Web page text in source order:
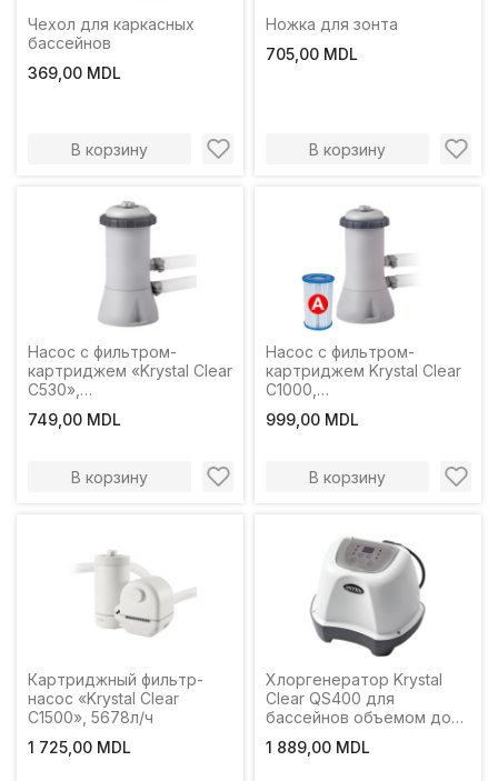
Чехол для каркасных
бассейнов
369,00 MDL
В корзину
Ножка для зонта
705,00 MDL
В корзину
Насос с фильтром-
картриджем «Krystal Clear
C530»,
2006 л/ч
749,00 MDL
В корзину
Насос с фильтром-
картриджем Krystal Clear
C1000,
3785 л/ч
999,00 MDL
В корзину
Картриджный фильтр-
насос «Krystal Clear
C1500», 5678л/ч
1 725,00 MDL
Хлоргенератор Krystal
Clear QS400 для
бассейнов объемом до
1 889,00 MDL